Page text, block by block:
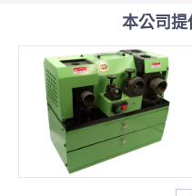
本公司